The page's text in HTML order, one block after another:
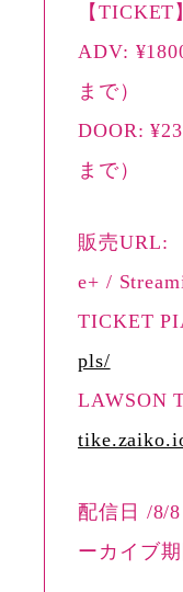
【TICKET
ADV:
まで）
DOOR:
まで）
販売URL:
e+ /
TICKET
pls/
LAWSON
配信日 /8/
ーカイブ